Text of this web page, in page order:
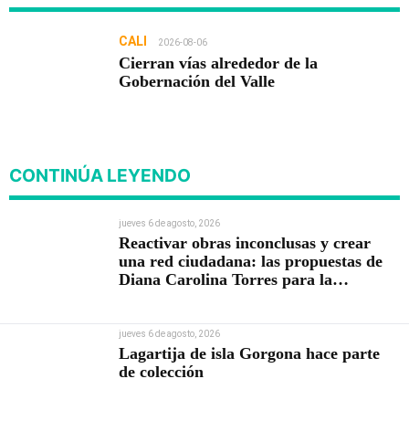
CALI 2026-08-06
Cierran vías alrededor de la
Gobernación del Valle
CONTINÚA LEYENDO
jueves 6 de agosto, 2026
Reactivar obras inconclusas y crear
una red ciudadana: las propuestas de
Diana Carolina Torres para la
jueves 6 de agosto, 2026
Lagartija de isla Gorgona hace parte
de colección